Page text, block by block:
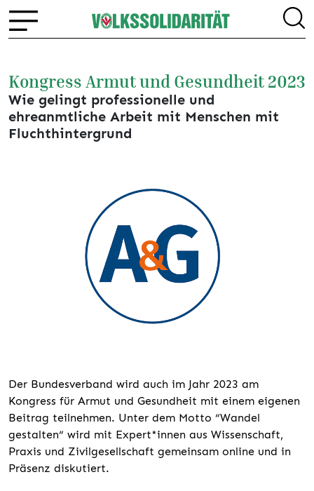
Kongress Armut und Gesundheit 2023
Wie gelingt professionelle und
ehreanmtliche Arbeit mit Menschen mit
Fluchthintergrund
Der Bundesverband wird auch im Jahr 2023 am
Kongress für Armut und Gesundheit mit einem eigenen
Beitrag teilnehmen. Unter dem Motto “Wandel
gestalten“ wird mit Expert*innen aus Wissenschaft,
Praxis und Zivilgesellschaft gemeinsam online und in
Präsenz diskutiert.